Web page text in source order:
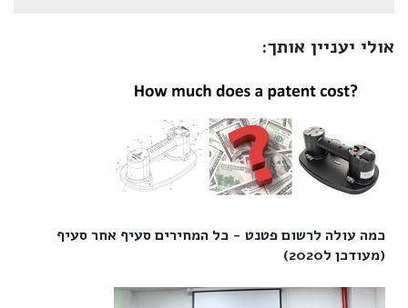
אולי יעניין אותך:
כמה עולה לרשום פטנט - כל המחירים סעיף אחר סעיף
(מעודכן ל2020)‎